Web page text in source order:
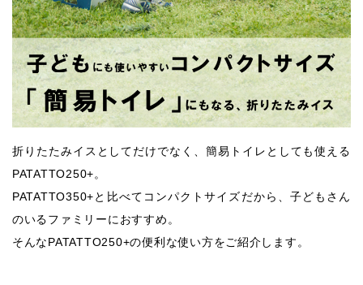
折りたたみイスとしてだけでなく、簡易トイレとしても使える
PATATTO250+。
PATATTO350+と比べてコンパクトサイズだから、子どもさん
のいるファミリーにおすすめ。
そんなPATATTO250+の便利な使い方をご紹介します。